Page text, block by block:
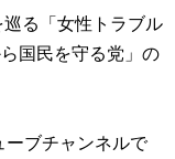
る「女性トラブル
国民を守る党」の
ブチャンネルで